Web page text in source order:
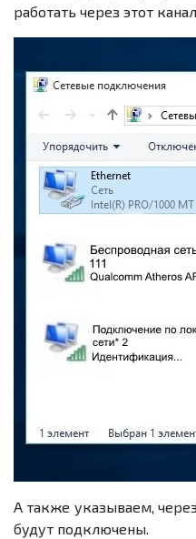
работать через этот
А также указываем,
будут подключены.